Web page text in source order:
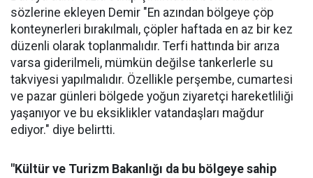
sözlerine ekleyen Demir "En azından bölgeye çöp
konteynerleri bırakılmalı, çöpler haftada en az bir kez
düzenli olarak toplanmalıdır. Terfi hattında bir arıza
varsa giderilmeli, mümkün değilse tankerlerle su
takviyesi yapılmalıdır. Özellikle perşembe, cumartesi
ve pazar günleri bölgede yoğun ziyaretçi hareketliliği
yaşanıyor ve bu eksiklikler vatandaşları mağdur
ediyor." diye belirtti.
"Kültür ve Turizm Bakanlığı da bu bölgeye sahip